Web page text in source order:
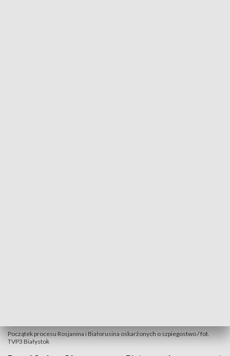
Początek procesu Rosjanina i Białorusina oskarżonych o szpiegostwo / fot.
TVP3 Białystok